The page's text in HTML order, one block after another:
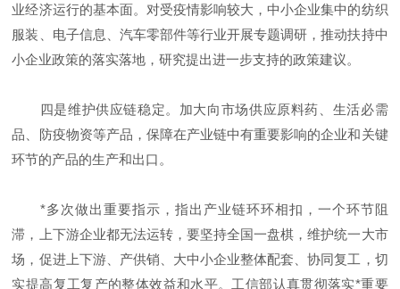
业经济运行的基本面。对受疫情影响较大，中小企业集中的纺织
服装、电子信息、汽车零部件等行业开展专题调研，推动扶持中
小企业政策的落实落地，研究提出进一步支持的政策建议。
四是维护供应链稳定。加大向市场供应原料药、生活必需
品、防疫物资等产品，保障在产业链中有重要影响的企业和关键
环节的产品的生产和出口。
*多次做出重要指示，指出产业链环环相扣，一个环节阻
滞，上下游企业都无法运转，要坚持全国一盘棋，维护统一大市
场，促进上下游、产供销、大中小企业整体配套、协同复工，切
实提高复工复产的整体效益和水平。工信部认真贯彻落实*重要